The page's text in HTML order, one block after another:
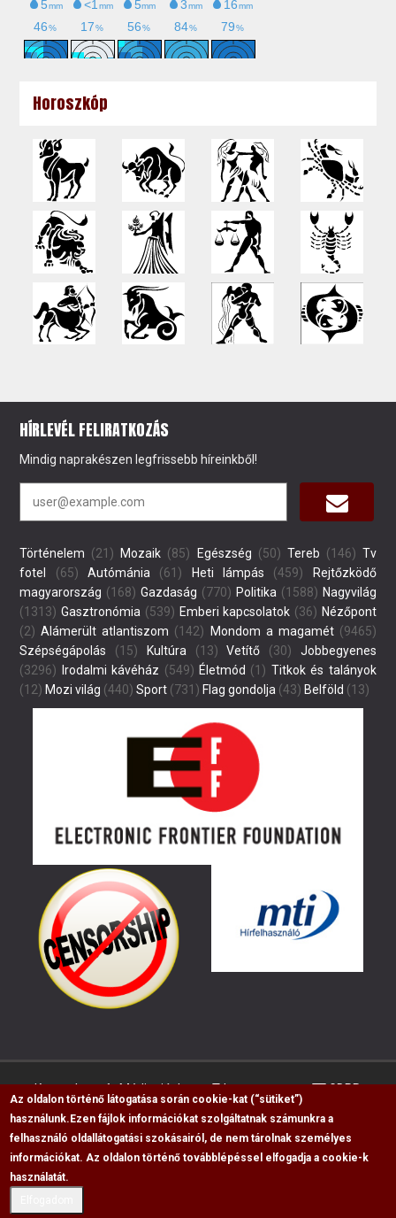
Horoszkóp
HÍRLEVÉL FELIRATKOZÁS
Mindig naprakészen legfrissebb híreinkből!
Történelem (21) Mozaik (85) Egészség (50) Tereb (146) Tv
fotel
(65) Autómánia (61) Heti lámpás (459)
Rejtőzködő
magyarország (168) Gazdaság (770) Politika(1588) Nagyvilág
(1313) Gasztronómia (539) Emberi kapcsolatok (36) Nézőpont
(2) Alámerült atlantiszom (142) Mondom a magamét(9465)
Szépségápolás (15) Kultúra(13) Vetítő (30)
Jobbegyenes
(3296)
Irodalmi kávéház (549) Életmód (1) Titkok és talányok
(12) Mozi világ (440) Sport (731) Flag gondolja (43) Belföld (13)
Kapcsolat Médiaajánlat Impresszum GDPR
RSS
Copyright © 2009-2026, Flag Polgári Magazin saját
Az oldalon történő látogatása során cookie-kat (“sütiket”)
használunk. Ezen fájlok információkat szolgáltatnak számunkra a
felhasználó oldallátogatási szokásairól, de nem tárolnak személyes
információkat. Az oldalon történő továbblépéssel elfogadja a cookie-k
használatát.